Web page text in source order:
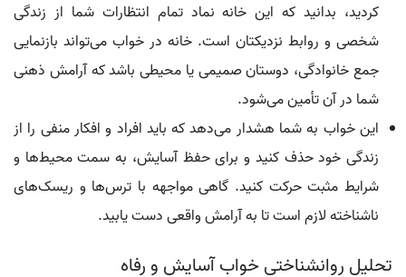
کردید، بدانید که این خانه نماد تمام انتظارات شما از زندگی
شخصی و روابط نزدیکتان است. خانه در خواب می‌تواند بازنمایی
جمع خانوادگی، دوستان صمیمی یا محیطی باشد که آرامش ذهنی
شما در آن تأمین می‌شود.
این خواب به شما هشدار می‌دهد که باید افراد و افکار منفی را از
زندگی خود حذف کنید و برای حفظ آسایش، به سمت محیط‌ها و
شرایط مثبت حرکت کنید. گاهی مواجهه با ترس‌ها و ریسک‌های
ناشناخته لازم است تا به آرامش واقعی دست یابید.
تحلیل روانشناختی خواب آسایش و رفاه